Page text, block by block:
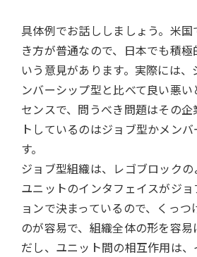
具体例でお話ししましょう。米
き方が普通なので、日本でも積極
いう意見があります。実際には、
ンバーシップ型と比べて良い悪
センスで、問うべき問題はその
トしているのはジョブ型かメン
す。
ジョブ型組織は、レゴブロック
ユニットのインタフェイスがジ
ョンで決まっているので、くっ
のが容易で、組織全体の形を容
だし、ユニット間の相互作用は